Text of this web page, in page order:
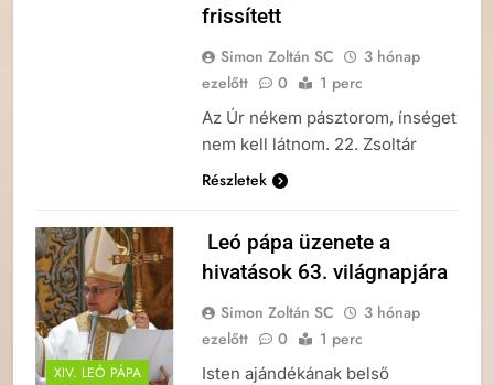
frissített
Simon Zoltán SC
3 hónap
ezelőtt
0 1 perc
Az Úr nékem pásztorom, ínséget
nem kell látnom. 22. Zsoltár
Részletek
XIV. LEÓ PÁPA
Leó pápa üzenete a
hivatások 63. világnapjára
Simon Zoltán SC
3 hónap
ezelőtt
0 1 perc
Isten ajándékának belső